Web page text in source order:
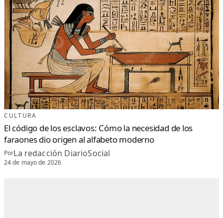
CULTURA
El código de los esclavos: Cómo la necesidad de los
faraones dio origen al alfabeto moderno
PorLa redacción DiarioSocial
24 de mayo de 2026